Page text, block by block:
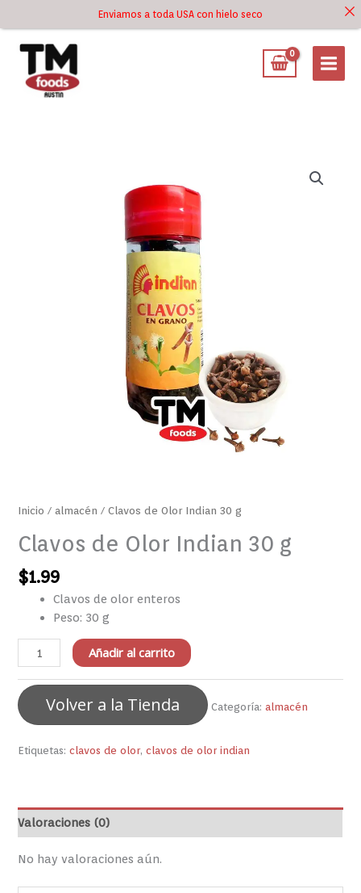
Enviamos a toda USA con hielo seco
al
contenido
Inicio /almacén / Clavos de Olor Indian 30 g
Clavos de Olor Indian 30 g
$1.99
Clavos de olor enteros
Peso: 30 g
Añadir al carrito
Volver a la Tienda Categoría:almacén
Etiquetas:clavos de olor,clavos de olor indian
Valoraciones (0)
No hay valoraciones aún.